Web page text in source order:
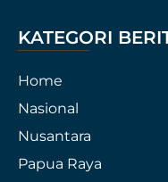
KATEGORI
Home
Nasional
Nusantara
Papua Raya